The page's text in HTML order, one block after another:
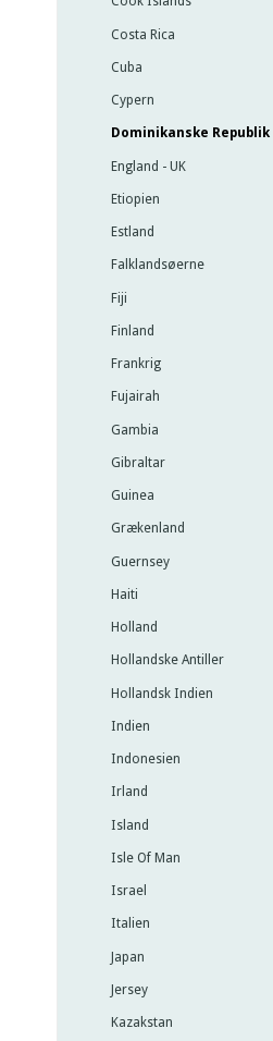
Costa Rica
Cuba
Cypern
Dominikanske Republik
England - UK
Etiopien
Estland
Falklandsøerne
Fiji
Finland
Frankrig
Fujairah
Gambia
Gibraltar
Guinea
Grækenland
Guernsey
Haiti
Holland
Hollandske Antiller
Hollandsk Indien
Indien
Indonesien
Irland
Island
Isle Of Man
Israel
Italien
Japan
Jersey
Kazakstan